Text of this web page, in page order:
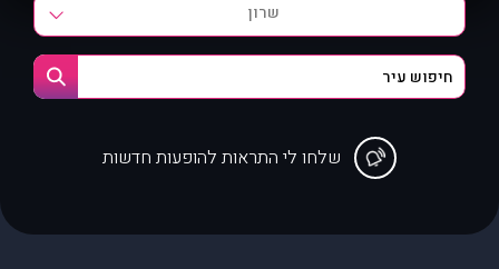
שרון
שלחו לי התראות להופעות חדשות